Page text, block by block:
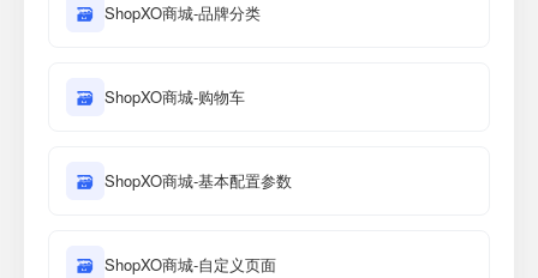
🗃 ShopXO商城-品牌分类
🗃 ShopXO商城-购物车
🗃 ShopXO商城-基本配置参数
🗃 ShopXO商城-自定义页面